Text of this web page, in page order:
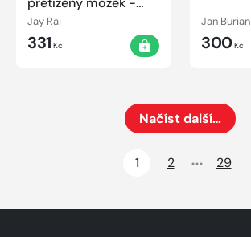
Vnitřní klid pro
zaneprázdněné
Jay Rai
331 Kč
Jan Burian
300Kč
Načíst další…
1
2 29